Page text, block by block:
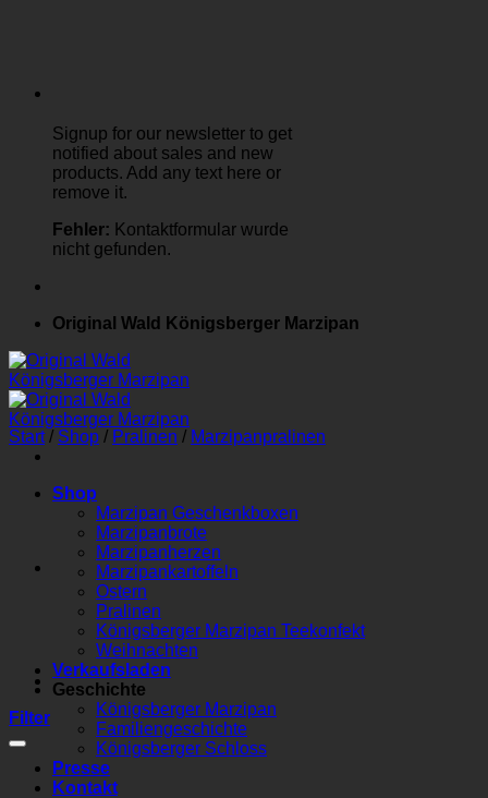
Signup for our newsletter to get
notified about sales and new
products. Add any text here or
remove it.
Fehler: Kontaktformular wurde
nicht gefunden.
Original Wald Königsberger Marzipan
Shop
Marzipan Geschenkboxen
Marzipanbrote
Marzipanherzen
Marzipankartoffeln
Ostern
Pralinen
Königsberger Marzipan Teekonfekt
Weihnachten
Verkaufsladen
Geschichte
Königsberger Marzipan
Familiengeschichte
Königsberger Schloss
Presse
Kontakt
Start / Shop / Pralinen / Marzipanpralinen
Filter